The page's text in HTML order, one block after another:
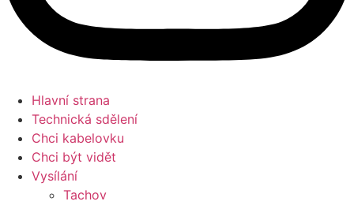
Hlavní strana
Technická sdělení
Chci kabelovku
Chci být vidět
Vysílání
Tachov